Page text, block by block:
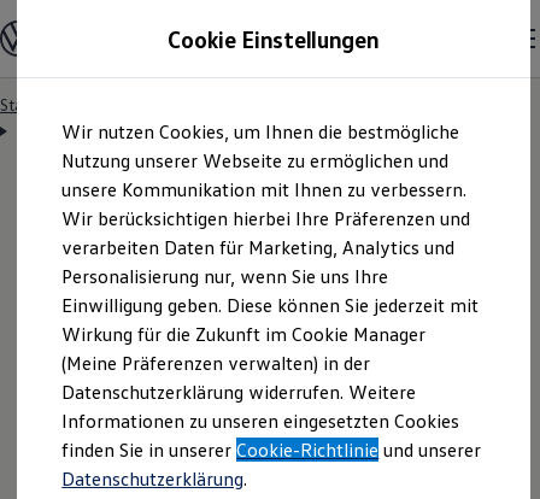
Hauptinhalt
springen
Footer
springen
Modelle & Konfigurator
Nutzfahrzeugkategorien entdecken
Modelle konfigurieren
Vorgängermodelle und Oldtimer
Vorgängermodelle
Oldtimer
Bulli Historie
Branchenlösungen & Gewerbekunden
Umbaulösungen und Hersteller finden
Auf- und Umbauten entdecken & konfigurieren
Groß- und Sonderkunden
Großkunden
Kommunen & Behörden
Journalisten
Sportvereine
Branchenlösungen
Bau & Handwerk
Gewerbliche Personenbeförderung
Service & mobile Werkstätten
Kurier, Logistik & Handel
Startseite
Förderung & Kosten der Elektrofahrzeuge
Kostensimulator
Berechnen Sie
Ihreindividuellen
Verbrauchskosten
Mit e-Fahrzeugen unterwegs zu sein hat viele
Vorteile. Einer davon: man muss keinen fossilen
Cookie Einstellungen
Wir nutzen Cookies, um Ihnen die bestmögliche
Nutzung unserer Webseite zu ermöglichen und
unsere Kommunikation mit Ihnen zu verbessern.
Wir berücksichtigen hierbei Ihre Präferenzen und
verarbeiten Daten für Marketing, Analytics und
Personalisierung nur, wenn Sie uns Ihre
Einwilligung geben. Diese können Sie jederzeit mit
Wirkung für die Zukunft im Cookie Manager
(Meine Präferenzen verwalten) in der
Datenschutzerklärung widerrufen. Weitere
Informationen zu unseren eingesetzten Cookies
finden Sie in unsererCookie-Richtlinie und unserer
Datenschutzerklärung.